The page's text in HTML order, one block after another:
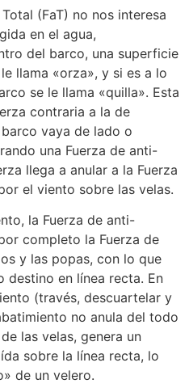
(FaT) no nos interesa
en el agua,
del barco, una superficie
llama «orza», y si es a lo
se le llama «quilla». Esta
contraria a la de
vaya de lado o
una Fuerza de anti-
llega a anular a la Fuerza
el viento sobre las velas.
la Fuerza de anti-
completo la Fuerza de
y las popas, con lo que
destino en línea recta. En
(través, descuartelar y
no anula del todo
las velas, genera un
sobre la línea recta, lo
de un velero.